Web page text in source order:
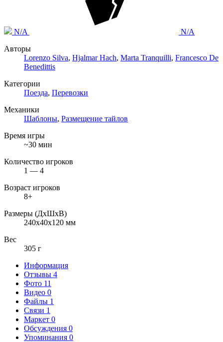
N/A
N/A
Авторы
Lorenzo Silva, Hjalmar Hach, Marta Tranquilli, Francesco De
Benedittis
Категории
Поезда, Перевозки
Механики
Шаблоны, Размещение тайлов
Время игры
~30 мин
Количество игроков
1 — 4
Возраст игроков
8+
Размеры (ДxШxВ)
240x40x120 мм
Вес
305 г
Информация
Отзывы 4
Фото 11
Видео 0
Файлы 1
Связи 1
Маркет 0
Обсуждения 0
Упоминания 0